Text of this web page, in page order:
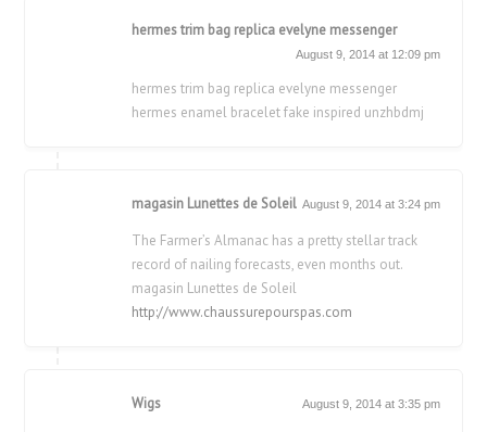
hermes trim bag replica evelyne messenger
August 9, 2014 at 12:09 pm
hermes trim bag replica evelyne messenger
hermes enamel bracelet fake inspired unzhbdmj
magasin Lunettes de Soleil August 9, 2014 at 3:24 pm
The Farmer’s Almanac has a pretty stellar track
record of nailing forecasts, even months out.
magasin Lunettes de Soleil
http://www.chaussurepourspas.com
Wigs August 9, 2014 at 3:35 pm